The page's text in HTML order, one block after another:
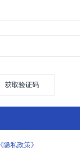
获取验证码
《隐私政策》